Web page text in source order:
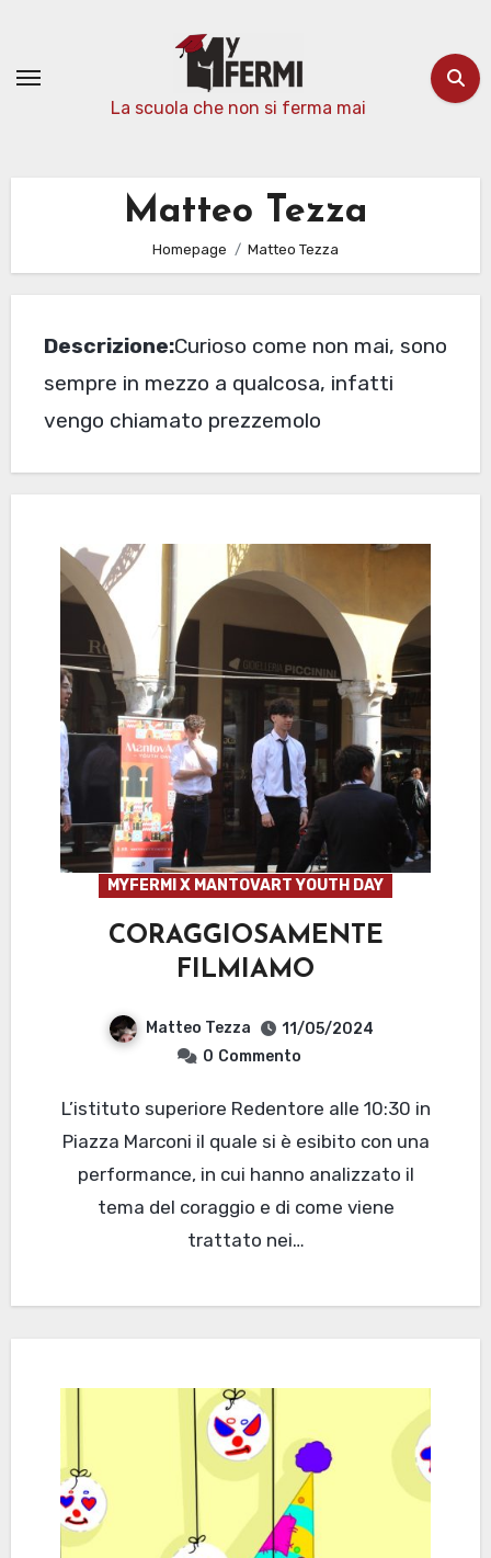
contenuto
La scuola che non si ferma mai
Matteo Tezza
Homepage Matteo Tezza
Descrizione:Curioso come non mai, sono
sempre in mezzo a qualcosa, infatti
vengo chiamato prezzemolo
MYFERMI X MANTOVART YOUTH DAY
CORAGGIOSAMENTE
FILMIAMO
Matteo Tezza
11/05/2024
0 Commento
L’istituto superiore Redentore alle 10:30 in
Piazza Marconi il quale si è esibito con una
performance, in cui hanno analizzato il
tema del coraggio e di come viene
trattato nei…